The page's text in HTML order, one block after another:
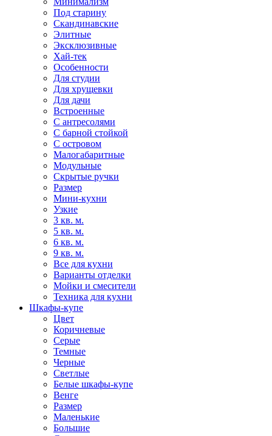
Под старину
Скандинавские
Элитные
Эксклюзивные
Хай-тек
Особенности
Для студии
Для хрущевки
Для дачи
Встроенные
С антресолями
С барной стойкой
С островом
Малогабаритные
Модульные
Скрытые ручки
Размер
Мини-кухни
Узкие
3 кв. м.
5 кв. м.
6 кв. м.
9 кв. м.
Все для кухни
Варианты отделки
Мойки и смесители
Техника для кухни
Шкафы-купе
Цвет
Коричневые
Серые
Темные
Черные
Светлые
Белые шкафы-купе
Венге
Размер
Маленькие
Большие